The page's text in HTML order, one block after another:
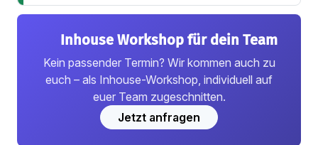
Inhouse Workshop für dein Team
Kein passender Termin? Wir kommen auch zu
euch – als Inhouse-Workshop, individuell auf
euer Team zugeschnitten.
Jetzt anfragen